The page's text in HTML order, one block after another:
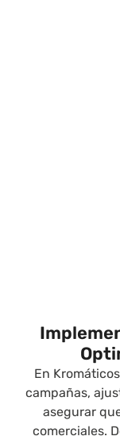
En
campañas,
asegurar
comerciales.